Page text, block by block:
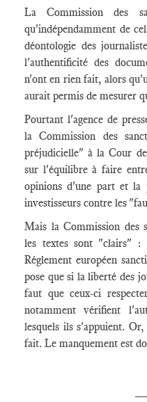
La Commission des
qu'indépendamment de
déontologie des
l'authentificité des
n'ont en rien fait, alors
aurait permis de mesurer
Pourtant l'agence de
la Commission des
préjudicielle" à la Cour
sur l'équilibre à faire
opinions d'une part et la
investisseurs contre les
Mais la Commission des
les textes sont "clairs"
Réglement européen
pose que si la liberté des
faut que ceux-ci
notamment vérifient
lesquels ils s'appuient.
fait. Le manquement est